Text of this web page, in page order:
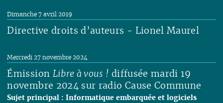
Directive droits d’auteurs - Lionel Maurel
Dimanche 7 avril 2019
Émission Libre à vous ! diffusée mardi 19
novembre 2024 sur radio Cause Commune
Sujet principal : Informatique embarquée et logiciels
Mercredi 27 novembre 2024